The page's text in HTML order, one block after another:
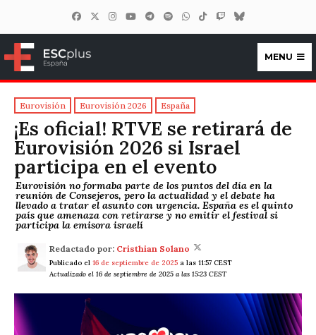
ESCplus España
MENU
Eurovisión Eurovisión 2026 España
¡Es oficial! RTVE se retirará de
Eurovisión 2026 si Israel
participa en el evento
Eurovisión no formaba parte de los puntos del día en la
reunión de Consejeros, pero la actualidad y el debate ha
llevado a tratar el asunto con urgencia. España es el quinto
país que amenaza con retirarse y no emitir el festival si
participa la emisora israelí
Redactado por: Cristhian Solano
Publicado el 16 de septiembre de 2025 a las 11:57 CEST
Actualizado el 16 de septiembre de 2025 a las 15:23 CEST